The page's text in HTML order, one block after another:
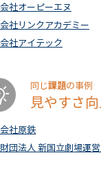
社オーピーエヌ
社リンクアカデミー
社アイテック
同じ課題の事例
見やすさ
社原鉄
団法人 新国立劇場運